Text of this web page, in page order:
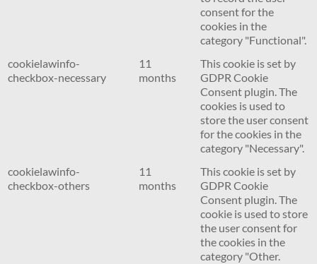
consent for the
cookies in the
category "Functional".
cookielawinfo-
checkbox-necessary
11
months
This cookie is set by
GDPR Cookie
Consent plugin. The
cookies is used to
store the user consent
for the cookies in the
category "Necessary".
cookielawinfo-
checkbox-others
11
months
This cookie is set by
GDPR Cookie
Consent plugin. The
cookie is used to store
the user consent for
the cookies in the
category "Other.